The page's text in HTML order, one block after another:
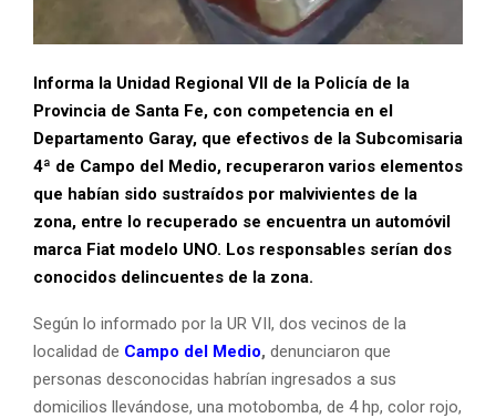
Informa la Unidad Regional VII de la Policía de la
Provincia de Santa Fe, con competencia en el
Departamento Garay, que efectivos de la Subcomisaria
4ª de Campo del Medio, recuperaron varios elementos
que habían sido sustraídos por malvivientes de la
zona, entre lo recuperado se encuentra un automóvil
marca Fiat modelo UNO. Los responsables serían dos
conocidos delincuentes de la zona.
Según lo informado por la UR VII, dos vecinos de la
localidad de Campo del Medio, denunciaron que
personas desconocidas habrían ingresados a sus
domicilios llevándose, una motobomba, de 4 hp, color rojo,